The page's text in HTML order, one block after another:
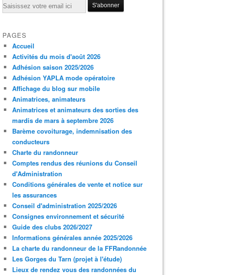
Email
PAGES
Accueil
Activités du mois d'août 2026
Adhésion saison 2025/2026
Adhésion YAPLA mode opératoire
Affichage du blog sur mobile
Animatrices, animateurs
Animatrices et animateurs des sorties des
mardis de mars à septembre 2026
Barème covoiturage, indemnisation des
conducteurs
Charte du randonneur
Comptes rendus des réunions du Conseil
d'Administration
Conditions générales de vente et notice sur
les assurances
Conseil d'administration 2025/2026
Consignes environnement et sécurité
Guide des clubs 2026/2027
Informations générales année 2025/2026
La charte du randonneur de la FFRandonnée
Les Gorges du Tarn (projet à l'étude)
Lieux de rendez vous des randonnées du